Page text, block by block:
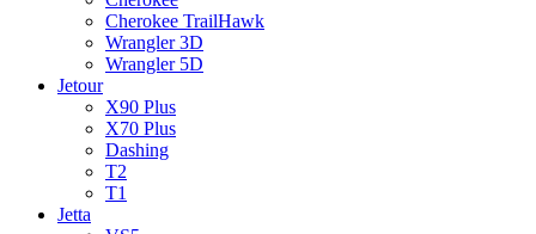
Cherokee TrailHawk
Wrangler 3D
Wrangler 5D
Jetour
X90 Plus
X70 Plus
Dashing
T2
T1
Jetta